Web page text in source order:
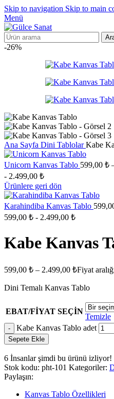
Skip to navigation Skip to main
Menü
-26%
Ana Sayfa Dini TablolarKabe
Unicorn Kanvas Tablo 599,00 ₺
- 2.499,00 ₺
Ürünlere geri dön
Karahindiba Kanvas Tablo
599,00 ₺ - 2.499,00 ₺
Kabe Kanvas
599,00 ₺ – 2.499,00 ₺Fiyat
Dini Temalı Kanvas Tablo
EBAT/FİYAT SEÇİN
Temizle
Kabe Kanvas Tablo adet
Sepete Ekle
6 İnsanlar şimdi bu ürünü izliyor!
Stok kodu: pht-101 Kategoriler:
Paylaşın:
Kanvas Tablo Özellikleri